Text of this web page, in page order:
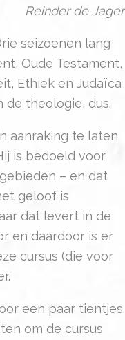
Reinder de Jager
seizoenen lang
Oude Testament,
Ethiek en Judaïca
theologie, dus.
aanraking te laten
is bedoeld voor
– en dat
geloof is
dat levert in de
en daardoor is er
cursus (die voor
een paar tientjes
om de cursus